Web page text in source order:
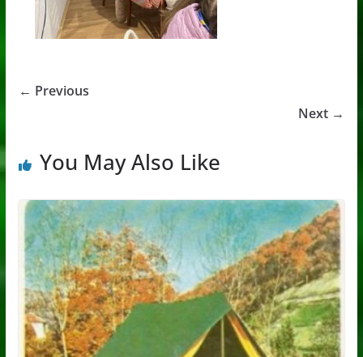
← Previous
Next →
You May Also Like